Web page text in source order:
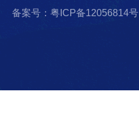
备案号：粤ICP备12056814号